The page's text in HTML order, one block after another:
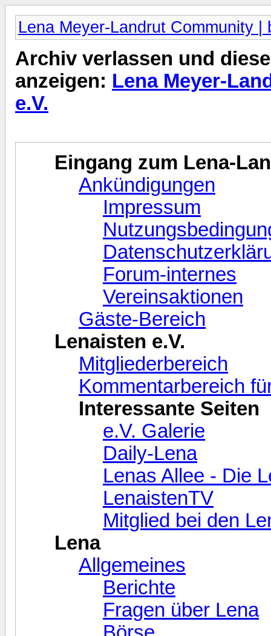
Lena Meyer-Landrut Community |
Archiv verlassen und
anzeigen: Lena Meyer-
e.V.
Eingang zum Lena-
Ankündigungen
Impressum
Forum-internes
Vereinsaktionen
Gäste-Bereich
Lenaisten e.V.
Mitgliederbereich
Kommentarbereich
Interessante Seiten
e.V. Galerie
Daily-Lena
Lenas Allee - Die
LenaistenTV
Mitglied bei den
Lena
Allgemeines
Berichte
Fragen über Lena